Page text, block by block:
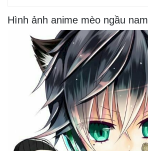
Hình ảnh anime mèo ngầu nam